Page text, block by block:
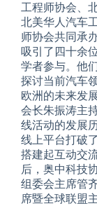
工程师协会、
北美华人汽车
师协会共同承
吸引了四十余
学者参与。他
探讨当前汽车
欧洲的未来发
会长朱振涛主
线活动的发展
线上平台打破
搭建起互动交
后，奥中科技
组委会主席管
席暨全球联盟